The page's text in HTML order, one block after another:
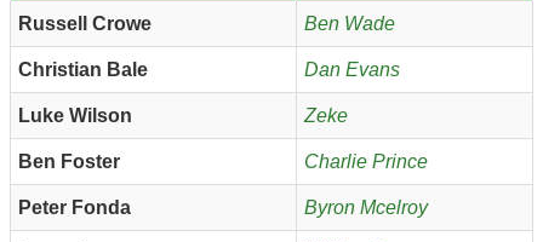
Russell Crowe Ben Wade
Christian Bale Dan Evans
Luke Wilson Zeke
Ben Foster Charlie Prince
Peter Fonda Byron Mcelroy